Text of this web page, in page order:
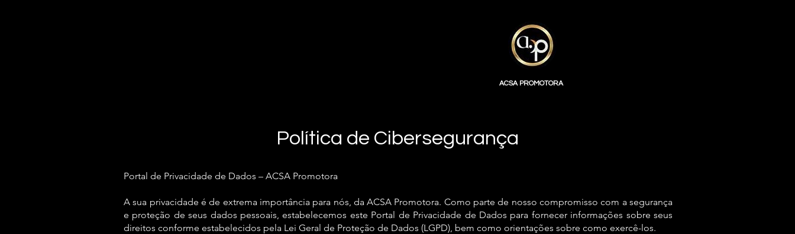
ACSA PROMOTORA
Política de Cibersegurança
Portal de Privacidade de Dados – ACSA Promotora
A sua privacidade é de extrema importância para nós, da ACSA Promotora. Como parte de nosso compromisso com a segurança
e proteção de seus dados pessoais, estabelecemos este Portal de Privacidade de Dados para fornecer informações sobre seus
direitos conforme estabelecidos pela Lei Geral de Proteção de Dados (LGPD), bem como orientações sobre como exercê-los.